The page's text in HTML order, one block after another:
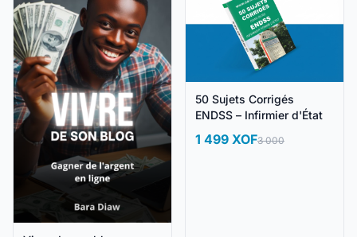
50 Sujets Corrigés
ENDSS – Infirmier d'État
1 499 XOF3 000